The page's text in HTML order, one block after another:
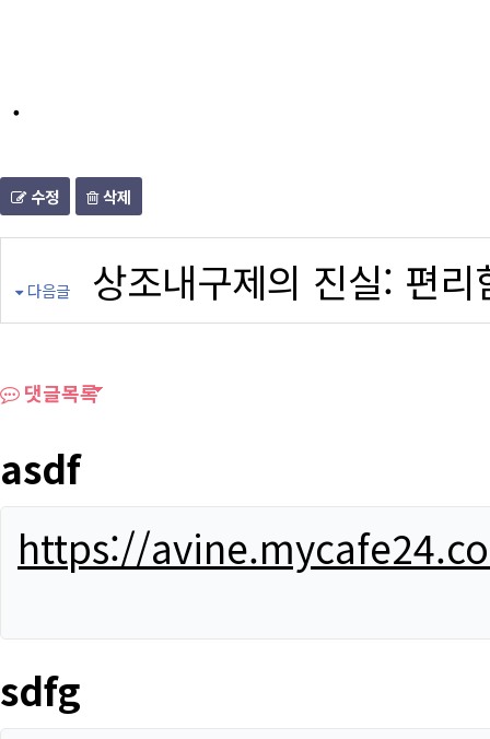
.
수정 삭제
다음글 상조내구제의 진실: 편
댓글목록
asdf
https://
sdfg